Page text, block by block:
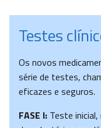
Testes
Os novos
série de testes,
eficazes e seguros.
FASE I: Teste